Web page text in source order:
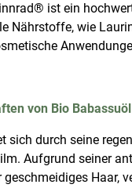
ist ein
Nährstoffe, wie
von Bio Babassuöl
sich durch seine
Aufgrund seiner
Haar,